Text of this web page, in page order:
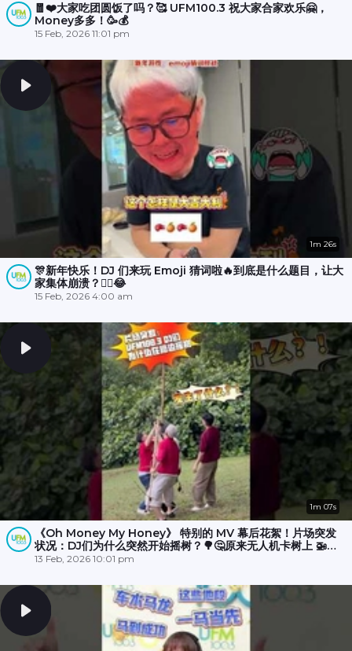
🧧❤️大家吃团圆饭了吗？🥰 UFM100.3 祝大家合家欢乐🤗，
Money多多！🥳💰
15 Feb, 2026 11:01 pm
1m 26s
🎊新年快乐！DJ 们来玩 Emoji 猜词啦🔥到底是什么题目，让大
家集体崩溃？😵‍💫😂
15 Feb, 2026 4:00 am
1m 07s
《Oh Money My Honey》 特别的 MV 幕后花絮！片场突发
状况：DJ们为什么突然开始摇树？🌳🤔原来无人机卡树上 🚁
💥，大家冒雨☔️努力了半小时才成功营救！🎉
13 Feb, 2026 10:01 pm